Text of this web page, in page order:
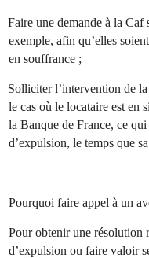
Faire une demande à la Caf
exemple, afin qu’elles
en souffrance ;
Solliciter l’intervention de
le cas où le locataire est en
la Banque de France, ce
d’expulsion, le temps que
Pourquoi faire appel à un
Pour obtenir une résolution
d’expulsion ou faire valoir